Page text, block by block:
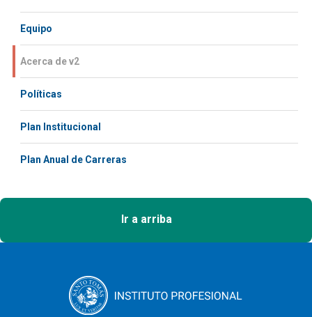
Equipo
Acerca de v2
Políticas
Plan Institucional
Plan Anual de Carreras
Ir a arriba